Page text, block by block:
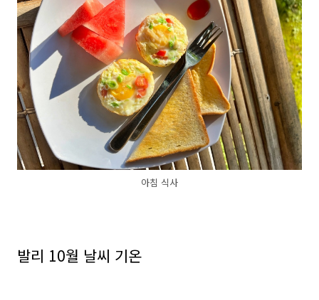
아침 식사
발리 10월 날씨 기온